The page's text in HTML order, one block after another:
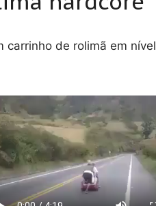
carrinho de rolimã em